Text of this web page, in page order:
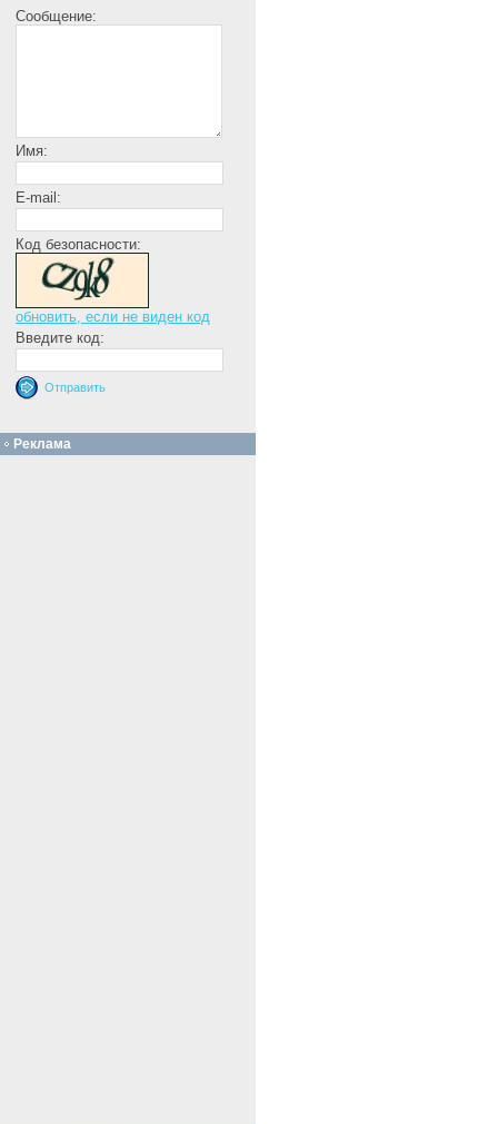
Сообщение:
Имя:
E-mail:
Код безопасности:
обновить, если не виден код
Введите код:
Реклама